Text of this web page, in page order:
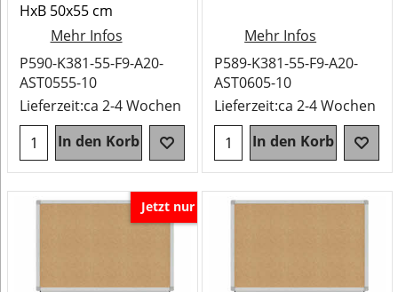
HxB 50x55 cm
Mehr Infos
P590-K381-55-F9-A20-
AST0555-10
Lieferzeit:ca 2-4 Wochen
In den Korb
Mehr Infos
P589-K381-55-F9-A20-
AST0605-10
Lieferzeit:ca 2-4 Wochen
In den Korb
Jetzt nur